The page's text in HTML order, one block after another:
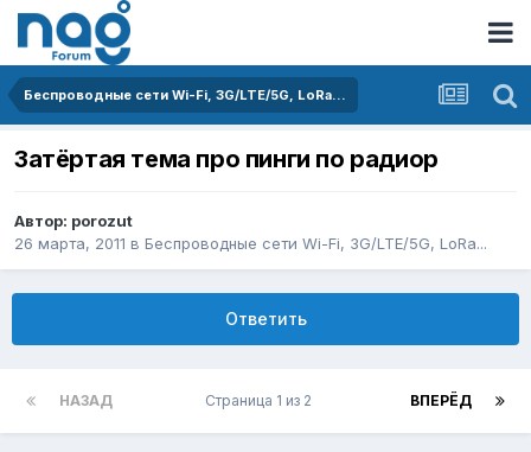
Беспроводные сети Wi-Fi, 3G/LTE/5G, LoRa...
Затёртая тема про пинги по радиор
Автор: porozut
26 марта, 2011 в Беспроводные сети Wi-Fi, 3G/LTE/5G, LoRa...
Ответить
НАЗАД ВПЕРЁД
Страница 1 из 2